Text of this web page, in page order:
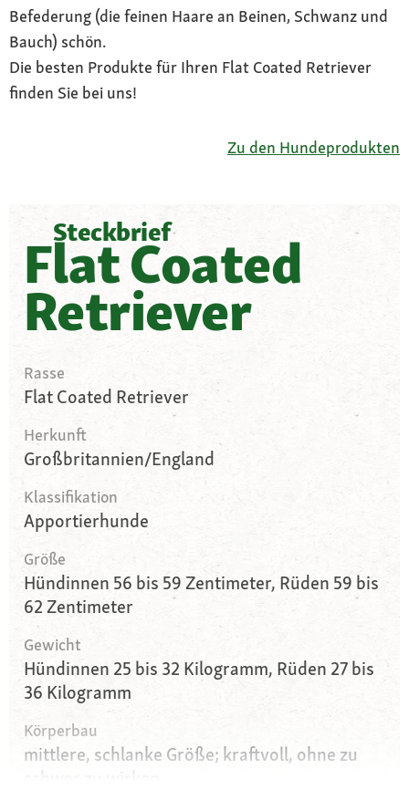
Befederung (die feinen Haare an Beinen, Schwanz und
Bauch) schön.
Die besten Produkte für Ihren Flat Coated Retriever
finden Sie bei uns!
Zu den Hundeprodukten
Steckbrief
Flat Coated
Retriever
Rasse
Flat Coated Retriever
Herkunft
Großbritannien/England
Klassifikation
Apportierhunde
Größe
Hündinnen 56 bis 59 Zentimeter, Rüden 59 bis
62 Zentimeter
Gewicht
Hündinnen 25 bis 32 Kilogramm, Rüden 27 bis
36 Kilogramm
Körperbau
mittlere, schlanke Größe; kraftvoll, ohne zu
schwer zu wirken